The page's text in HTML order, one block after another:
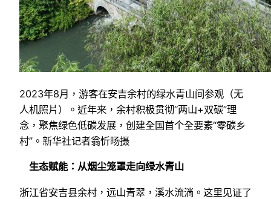
2023年8月，游客在安吉余村的绿水青山间参观（无
人机照片）。近年来，余村积极贯彻“两山+双碳”理
念，聚焦绿色低碳发展，创建全国首个全要素“零碳乡
村”。新华社记者翁忻旸摄
生态赋能：从烟尘笼罩走向绿水青山
浙江省安吉县余村，远山青翠，溪水流淌。这里见证了